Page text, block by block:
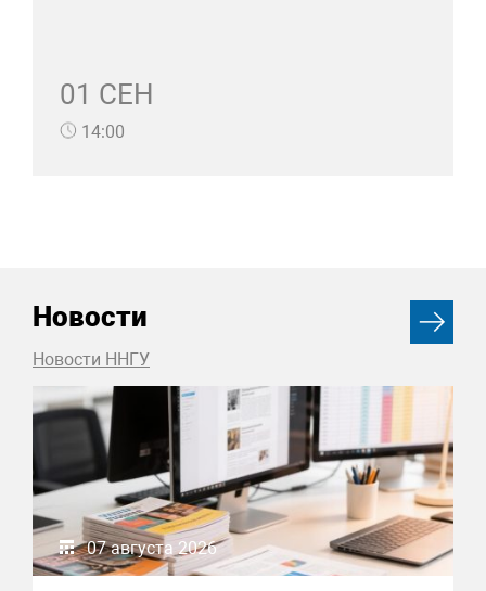
01 СЕН
14:00
Новости
Новости ННГУ
07 августа 2026